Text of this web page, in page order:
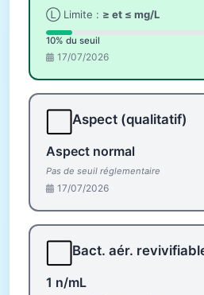
Ⓛ Limite : ≥ et ≤ mg/L
10% du seuil
17/07/2026
Aspect (qualitatif)
Aspect normal
Pas de seuil réglementaire
17/07/2026
Bact. aér.
1 n/mL